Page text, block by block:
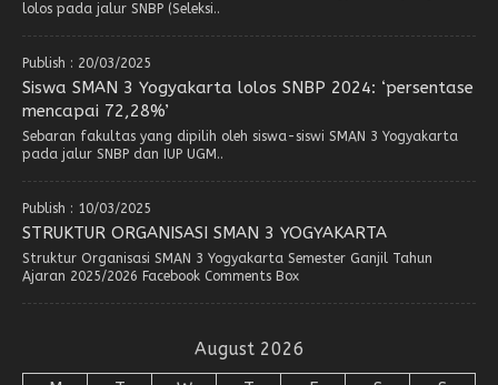
lolos pada jalur SNBP (Seleksi..
Publish : 20/03/2025
Siswa SMAN 3 Yogyakarta lolos SNBP 2024: ‘persentase
mencapai 72,28%’
Sebaran fakultas yang dipilih oleh siswa-siswi SMAN 3 Yogyakarta
pada jalur SNBP dan IUP UGM..
Publish : 10/03/2025
STRUKTUR ORGANISASI SMAN 3 YOGYAKARTA
Struktur Organisasi SMAN 3 Yogyakarta Semester Ganjil Tahun
Ajaran 2025/2026 Facebook Comments Box
August 2026